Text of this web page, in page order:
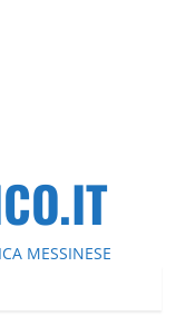
MESSINESE